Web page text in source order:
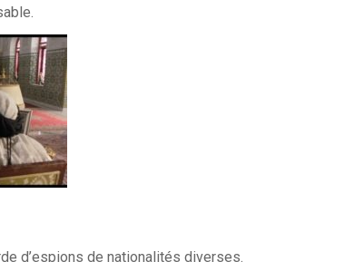
d’espions de nationalités diverses.